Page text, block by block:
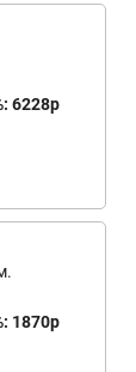
6228р
1870р